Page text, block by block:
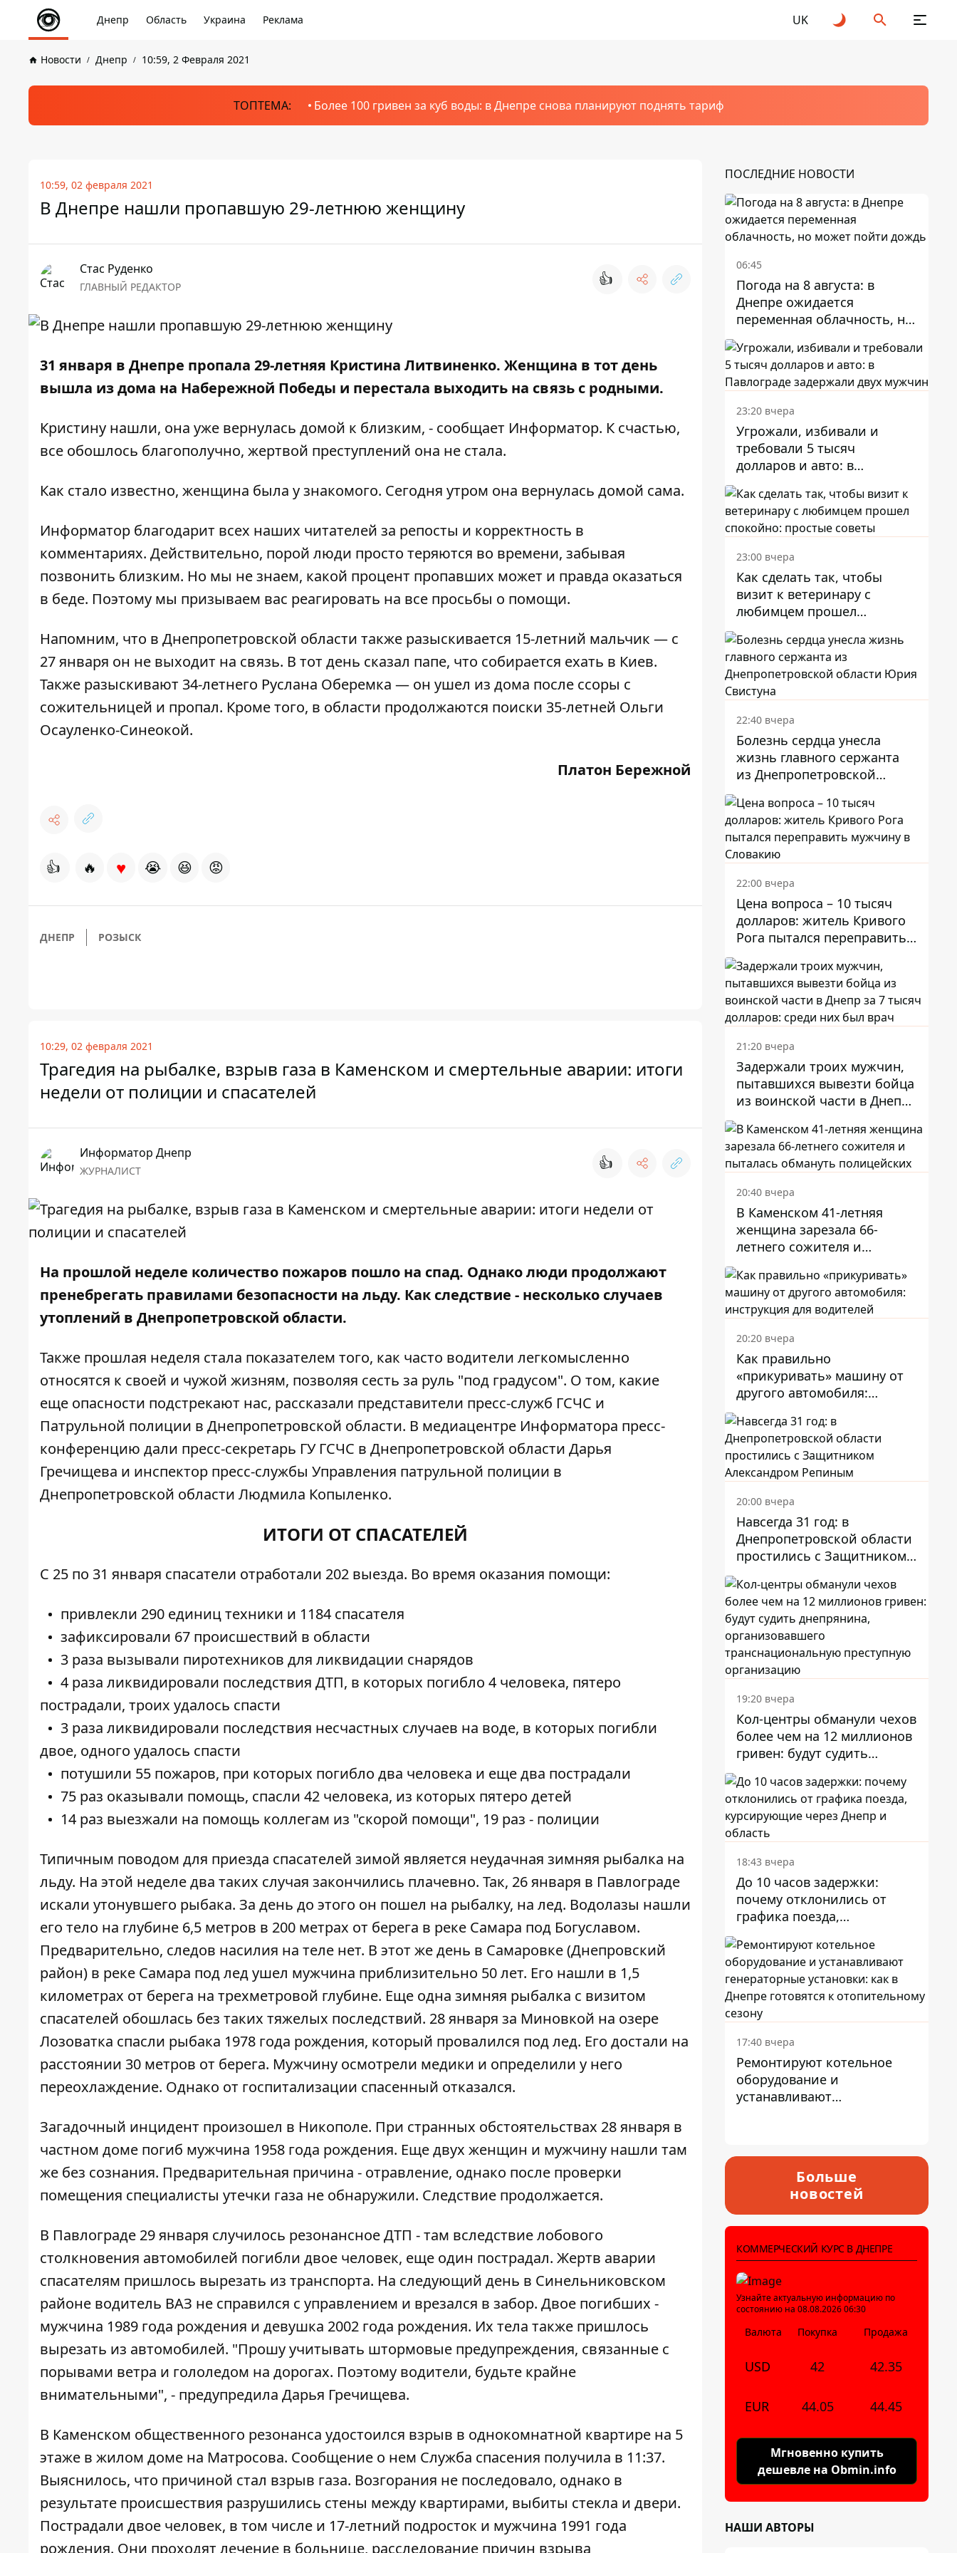
Днепр Область Украина Реклама UK
Новости Днепр 10:59, 2 Февраля 2021
ТОПТЕМА: Более 100 гривен за куб воды: в Днепре снова планируют поднять тариф
10:59, 02 февраля 2021
В Днепре нашли пропавшую 29-летнюю женщину
Стаc Руденко
ГЛАВНЫЙ РЕДАКТОР 👍
31 января в Днепре пропала 29-летняя Кристина Литвиненко. Женщина в тот день
вышла из дома на Набережной Победы и перестала выходить на связь с родными.
Кристину нашли, она уже вернулась домой к близким, - сообщает Информатор. К счастью,
все обошлось благополучно, жертвой преступлений она не стала.
Как стало известно, женщина была у знакомого. Сегодня утром она вернулась домой сама.
Информатор благодарит всех наших читателей за репосты и корректность в
комментариях. Действительно, порой люди просто теряются во времени, забывая
позвонить близким. Но мы не знаем, какой процент пропавших может и правда оказаться
в беде. Поэтому мы призываем вас реагировать на все просьбы о помощи.
Напомним, что в Днепропетровской области также разыскивается 15-летний мальчик — с
27 января он не выходит на связь. В тот день сказал папе, что собирается ехать в Киев.
Также разыскивают 34-летнего Руслана Оберемка — он ушел из дома после ссоры с
сожительницей и пропал. Кроме того, в области продолжаются поиски 35-летней Ольги
Осауленко-Синеокой.
Платон Бережной
👍 🔥 ♥ 😭 😆 😡
ДНЕПР РОЗЫСК
10:29, 02 февраля 2021
Трагедия на рыбалке, взрыв газа в Каменском и смертельные аварии: итоги
недели от полиции и спасателей
Информатор Днепр
ЖУРНАЛИСТ 👍
На прошлой неделе количество пожаров пошло на спад. Однако люди продолжают
пренебрегать правилами безопасности на льду. Как следствие - несколько случаев
утоплений в Днепропетровской области.
Также прошлая неделя стала показателем того, как часто водители легкомысленно
относятся к своей и чужой жизням, позволяя сесть за руль "под градусом". О том, какие
еще опасности подстрекают нас, рассказали представители пресс-служб ГСЧС и
Патрульной полиции в Днепропетровской области. В медиацентре Информатора пресс-
конференцию дали пресс-секретарь ГУ ГСЧС в Днепропетровской области Дарья
Гречищева и инспектор пресс-службы Управления патрульной полиции в
Днепропетровской области Людмила Копыленко.
ИТОГИ ОТ СПАСАТЕЛЕЙ
С 25 по 31 января спасатели отработали 202 выезда. Во время оказания помощи:
привлекли 290 единиц техники и 1184 спасателя
зафиксировали 67 происшествий в области
3 раза вызывали пиротехников для ликвидации снарядов
4 раза ликвидировали последствия ДТП, в которых погибло 4 человека, пятеро
пострадали, троих удалось спасти
3 раза ликвидировали последствия несчастных случаев на воде, в которых погибли
двое, одного удалось спасти
потушили 55 пожаров, при которых погибло два человека и еще два пострадали
75 раз оказывали помощь, спасли 42 человека, из которых пятеро детей
14 раз выезжали на помощь коллегам из "скорой помощи", 19 раз - полиции
Типичным поводом для приезда спасателей зимой является неудачная зимняя рыбалка на
льду. На этой неделе два таких случая закончились плачевно. Так, 26 января в Павлограде
искали утонувшего рыбака. За день до этого он пошел на рыбалку, на лед. Водолазы нашли
его тело на глубине 6,5 метров в 200 метрах от берега в реке Самара под Богуславом.
Предварительно, следов насилия на теле нет. В этот же день в Самаровке (Днепровский
район) в реке Самара под лед ушел мужчина приблизительно 50 лет. Его нашли в 1,5
километрах от берега на трехметровой глубине. Еще одна зимняя рыбалка с визитом
спасателей обошлась без таких тяжелых последствий. 28 января за Миновкой на озере
Лозоватка спасли рыбака 1978 года рождения, который провалился под лед. Его достали на
расстоянии 30 метров от берега. Мужчину осмотрели медики и определили у него
переохлаждение. Однако от госпитализации спасенный отказался.
Загадочный инцидент произошел в Никополе. При странных обстоятельствах 28 января в
частном доме погиб мужчина 1958 года рождения. Еще двух женщин и мужчину нашли там
же без сознания. Предварительная причина - отравление, однако после проверки
помещения специалисты утечки газа не обнаружили. Следствие продолжается.
В Павлограде 29 января случилось резонансное ДТП - там вследствие лобового
столкновения автомобилей погибли двое человек, еще один пострадал. Жертв аварии
спасателям пришлось вырезать из транспорта. На следующий день в Синельниковском
районе водитель ВАЗ не справился с управлением и врезался в забор. Двое погибших -
мужчина 1989 года рождения и девушка 2002 года рождения. Их тела также пришлось
вырезать из автомобилей. "Прошу учитывать штормовые предупреждения, связанные с
порывами ветра и гололедом на дорогах. Поэтому водители, будьте крайне
внимательными", - предупредила Дарья Гречищева.
В Каменском общественного резонанса удостоился взрыв в однокомнатной квартире на 5
этаже в жилом доме на Матросова. Сообщение о нем Служба спасения получила в 11:37.
Выяснилось, что причиной стал взрыв газа. Возгорания не последовало, однако в
результате происшествия разрушились стены между квартирами, выбиты стекла и двери.
Пострадали двое человек, в том числе и 17-летний подросток и мужчина 1991 года
рождения. Они проходят лечение в больнице, расследование причин взрыва
ПОСЛЕДНИЕ НОВОСТИ
06:45
Погода на 8 августа: в
Днепре ожидается
переменная облачность, но
23:20 вчера
Угрожали, избивали и
требовали 5 тысяч
долларов и авто: в
мужчин
23:00 вчера
Как сделать так, чтобы
визит к ветеринару с
любимцем прошел
22:40 вчера
Болезнь сердца унесла
жизнь главного сержанта
из Днепропетровской
22:00 вчера
Цена вопроса – 10 тысяч
долларов: житель Кривого
Рога пытался переправить
21:20 вчера
Задержали троих мужчин,
пытавшихся вывезти бойца
из воинской части в Днепр
них был врач
20:40 вчера
В Каменском 41-летняя
женщина зарезала 66-
летнего сожителя и
полицейских
20:20 вчера
Как правильно
«прикуривать» машину от
другого автомобиля:
20:00 вчера
Навсегда 31 год: в
Днепропетровской области
простились с Защитником
19:20 вчера
Кол-центры обманули чехов
более чем на 12 миллионов
гривен: будут судить
организовавшего
транснациональную
преступную организацию
18:43 вчера
До 10 часов задержки:
почему отклонились от
графика поезда,
и область
17:40 вчера
Ремонтируют котельное
оборудование и
устанавливают
Больше
новостей
КОММЕРЧЕСКИЙ КУРС В ДНЕПРЕ
Узнайте актуальную информацию по
состоянию на 08.08.2026 06:30
Валюта Покупка Продажа
USD 42 42.35
EUR 44.05 44.45
Мгновенно купить
дешевле на Obmin.info
НАШИ АВТОРЫ